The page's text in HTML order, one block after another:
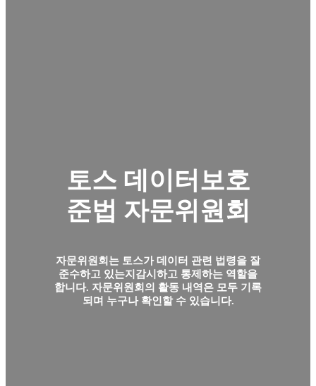
토스 데이터보호
준법 자문위원회
자문위원회는 토스가 데이터 관련 법령을 잘
준수하고 있는지 감시하고 통제하는 역할을
합니다. 자문위원회의 활동 내역은 모두 기록
되며 누구나 확인할 수 있습니다.